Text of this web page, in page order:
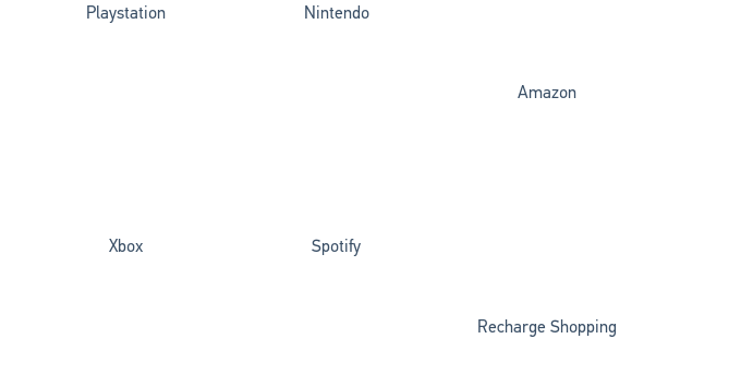
Playstation Nintendo
Amazon
Xbox Spotify
Recharge Shopping